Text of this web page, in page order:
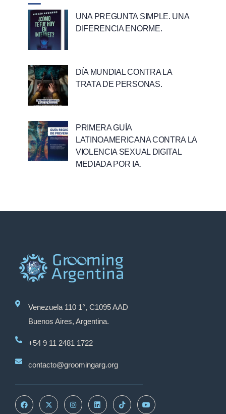
UNA PREGUNTA SIMPLE. UNA
DIFERENCIA ENORME.
DÍA MUNDIAL CONTRA LA
TRATA DE PERSONAS.
PRIMERA GUÍA
LATINOAMERICANA CONTRA LA
VIOLENCIA SEXUAL DIGITAL
MEDIADA POR IA.
Venezuela 110 1°, C1095 AAD
Buenos Aires, Argentina.
+54 9 11 2481 1722
contacto@groomingarg.org